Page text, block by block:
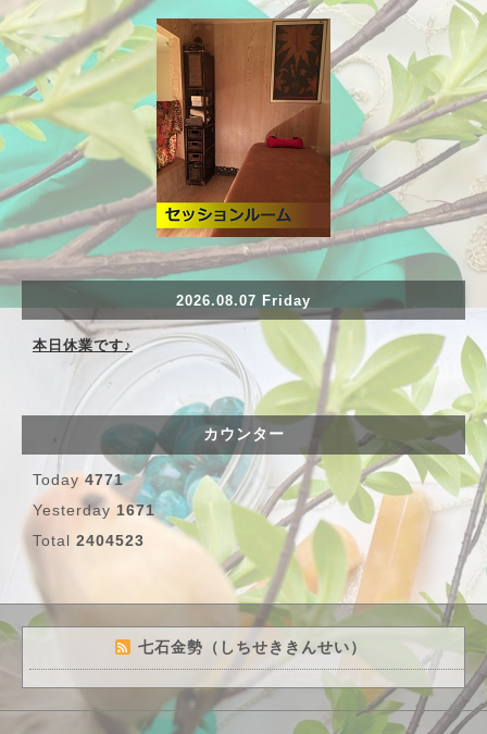
2026.08.07 Friday
本日休業です♪
カウンター
Today 4771
Yesterday 1671
Total 2404523
七石金勢（しちせききんせい）